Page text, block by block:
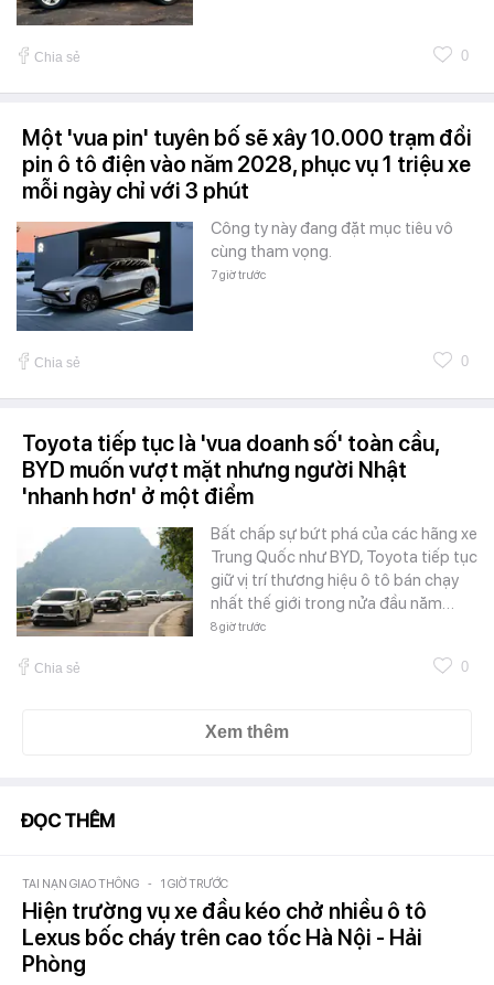
Chia sẻ 0
Một 'vua pin' tuyên bố sẽ xây 10.000 trạm đổi
pin ô tô điện vào năm 2028, phục vụ 1 triệu xe
mỗi ngày chỉ với 3 phút
Công ty này đang đặt mục tiêu vô
cùng tham vọng.
7 giờ trước
Chia sẻ 0
Toyota tiếp tục là 'vua doanh số' toàn cầu,
BYD muốn vượt mặt nhưng người Nhật
'nhanh hơn' ở một điểm
Bất chấp sự bứt phá của các hãng xe
Trung Quốc như BYD, Toyota tiếp tục
giữ vị trí thương hiệu ô tô bán chạy
nhất thế giới trong nửa đầu năm…
8 giờ trước
Chia sẻ 0
Xem thêm
ĐỌC THÊM
TAI NẠN GIAO THÔNG - 1 GIỜ TRƯỚC
Hiện trường vụ xe đầu kéo chở nhiều ô tô
Lexus bốc cháy trên cao tốc Hà Nội - Hải
Phòng